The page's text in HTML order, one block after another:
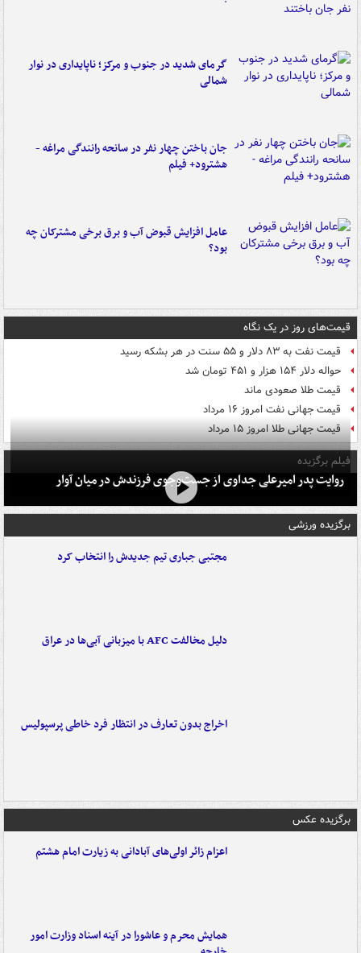
گرمای شدید در جنوب و مرکز؛ ناپایداری در نوار
شمالی
جان باختن چهار نفر در سانحه رانندگی مراغه -
هشترود+ فیلم
عامل افزایش قبوض آب و برق برخی مشترکان چه
بود؟
قیمت‌های روز در یک نگاه
قیمت نفت به ۸۳ دلار و ۵۵ سنت در هر بشکه رسید
حواله دلار ۱۵۴ هزار و ۴۵۱ تومان شد
قیمت طلا صعودی ماند
قیمت جهانی نفت امروز ۱۶ مرداد
قیمت جهانی طلا امروز ۱۵ مرداد
فیلم برگزیده
روایت پدر امیرعلی جداوی از جست‌وجوی فرزندش در میان آوار
برگزیده ورزشی
مجتبی جباری تیم جدیدش را انتخاب کرد
دلیل مخالفت AFC با میزبانی آبی‌ها در عراق
اخراج بدون تعارف در انتظار فرد خاطی پرسپولیس
برگزیده عکس
اعزام زائر اولی‌های آبادانی به زیارت امام هشتم
همایش محرم و عاشورا در آینه اسناد وزارت امور